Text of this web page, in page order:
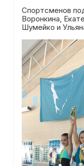
Спортсменов
Воронкина,
Шумейко и